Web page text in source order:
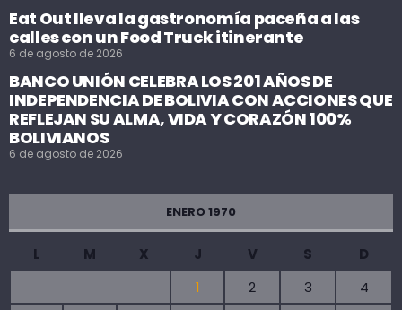
Eat Out lleva la gastronomía paceña a las
calles con un Food Truck itinerante
6 de agosto de 2026
BANCO UNIÓN CELEBRA LOS 201 AÑOS DE
INDEPENDENCIA DE BOLIVIA CON ACCIONES QUE
REFLEJAN SU ALMA, VIDA Y CORAZÓN 100%
BOLIVIANOS
6 de agosto de 2026
ENERO 1970
L M X J V S
D
1
2 3
4